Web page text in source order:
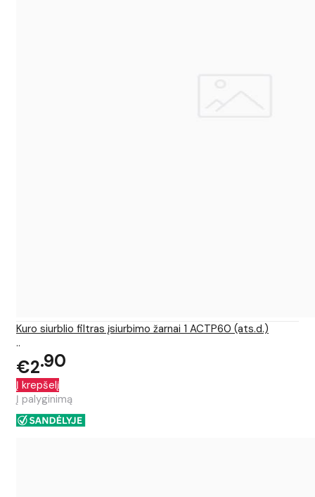
Kuro siurblio filtras įsiurbimo žarnai 1 ACTP60 (ats.d.)
..
€2 90
Į krepšelį
Į palyginimą